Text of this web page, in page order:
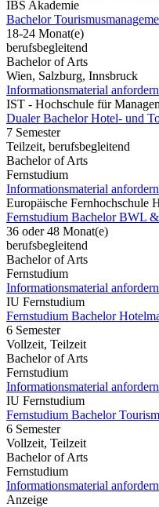
IBS Akademie
Bachelor
18-24 Monat(e)
berufsbegleitend
Bachelor of Arts
Wien, Salzburg, Innsbruck
Informationsmaterial anfordern
IST - Hochschule für
Dualer Bachelor Hotel- und
7 Semester
Teilzeit, berufsbegleitend
Bachelor of Arts
Fernstudium
Informationsmaterial anfordern
Europäische Fernhochschule
Fernstudium Bachelor BWL
36 oder 48 Monat(e)
berufsbegleitend
Bachelor of Arts
Fernstudium
Informationsmaterial anfordern
IU Fernstudium
Fernstudium Bachelor
6 Semester
Vollzeit, Teilzeit
Bachelor of Arts
Fernstudium
Informationsmaterial anfordern
IU Fernstudium
Fernstudium Bachelor
6 Semester
Vollzeit, Teilzeit
Bachelor of Arts
Fernstudium
Informationsmaterial anfordern
Anzeige